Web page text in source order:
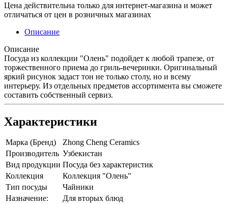
Цена действительна только для интернет-магазина и может
отличаться от цен в розничных магазинах
Описание
Описание
Посуда из коллекции "Олень" подойдет к любой трапезе, от
торжественного приема до гриль-вечеринки. Оригинальный
яркий рисунок задаст тон не только столу, но и всему
интерьеру. Из отдельных предметов ассортимента вы сможете
составить собственный сервиз.
Характеристики
Марка (Бренд)
Zhong Cheng Ceramics
Производитель Узбекистан
Вид продукции Посуда без характеристик
Коллекция
Коллекция "Олень"
Тип посуды
Чайники
Назначение:
Для вторых блюд